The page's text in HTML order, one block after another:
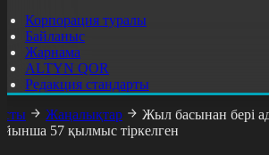
Корпорация туралы
Байланыс
Жарнама
ALTYN QOR
Редакция стандарты
Жаңалықтар
Жыл басынан бері
57 қылмыс тіркелген